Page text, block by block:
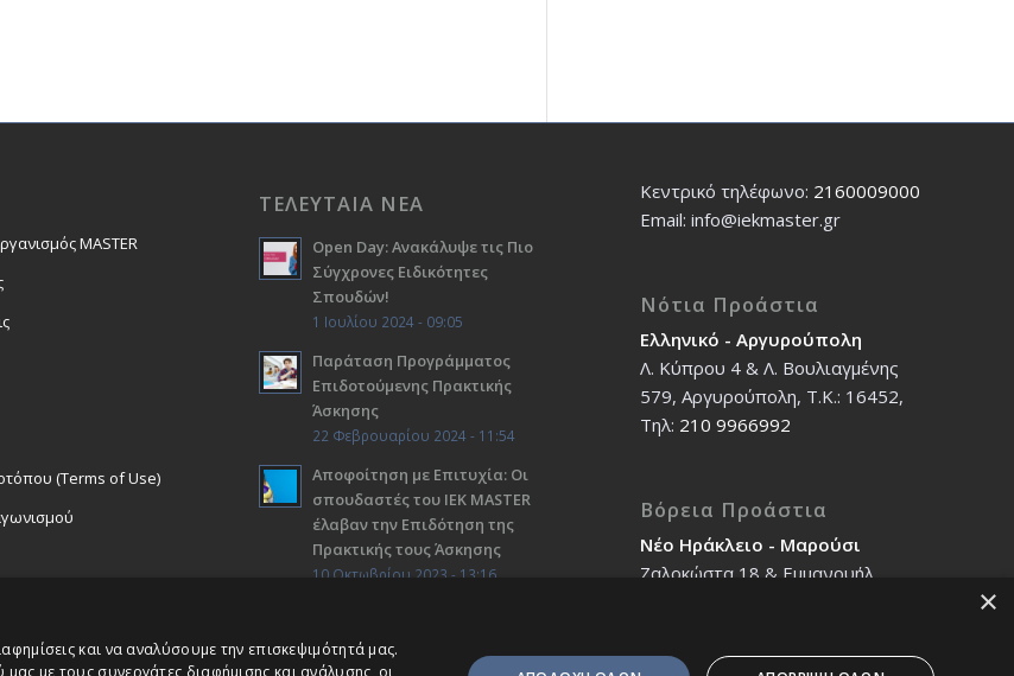
MASTER
(Terms of Use)
ΤΕΛΕΥΤΑΙΑ ΝΕΑ
Open Day: Ανακάλυψε τις Πιο
Σύγχρονες Ειδικότητες
Σπουδών!
1 Ιουλίου 2024 - 09:05
Παράταση Προγράμματος
Επιδοτούμενης Πρακτικής
Άσκησης
22 Φεβρουαρίου 2024 - 11:54
Αποφοίτηση με Επιτυχία: Οι
σπουδαστές του ΙΕΚ ΜΑSTER
έλαβαν την Επιδότηση της
Πρακτικής τους Άσκησης
10 Οκτωβρίου 2023 - 13:16
Κεντρικό τηλέφωνο: 2160009000
Εmail: info@iekmaster.gr
Νότια Προάστια
Ελληνικό - Αργυρούπολη
Λ. Κύπρου 4 & Λ. Βουλιαγμένης
579, Αργυρούπολη, T.K.: 16452,
Τηλ: 210 9966992
Βόρεια Προάστια
Νέο Ηράκλειο - Μαρούσι
Ζαλοκώστα 18 & Εμμανουήλ
×
και να αναλύσουμε την επισκεψιμότητά μας.
με τους συνεργάτες διαφήμισης και ανάλυσης, οι